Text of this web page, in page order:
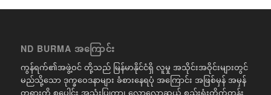
ND BURMA အကြောင်း
ကွန်ရက်၏အဖွဲ့ဝင် တို့သည် မြန်မာနိုင်ငံရှိ လူမှု အသိုင်းအဝိုင်းများတွင်
မည်သို့သော ဒုက္ခဝေဒနာများ ခံစားနေရပုံ အကြောင်း အဖြစ်မှန် အမှန်
တရားကို စုပေါင်း အသုံးပြုကာ၊ လောလောဆယ် စည်းရုံးတိုက်တွန်း